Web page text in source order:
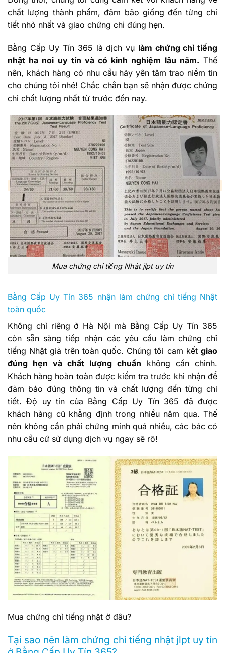
chất lượng thành phẩm, đảm bảo giống đến từng chi
tiết nhỏ nhất và giao chứng chỉ đúng hẹn.
Bằng Cấp Uy Tín 365 là dịch vụ làm chứng chỉ tiếng
nhật ha noi uy tín và có kinh nghiệm lâu năm. Thế
nên, khách hàng có nhu cầu hãy yên tâm trao niềm tin
cho chúng tôi nhé! Chắc chắn bạn sẽ nhận được chứng
chỉ chất lượng nhất từ trước đến nay.
Mua chứng chỉ tiếng Nhật jlpt uy tín
Bằng Cấp Uy Tín 365 nhận làm chứng chỉ tiếng Nhật
toàn quốc
Không chỉ riêng ở Hà Nội mà Bằng Cấp Uy Tín 365
còn sẵn sàng tiếp nhận các yêu cầu làm chứng chỉ
tiếng Nhật giả trên toàn quốc. Chúng tôi cam kết giao
đúng hẹn và chất lượng chuẩn không cần chỉnh.
Khách hàng hoàn toàn được kiểm tra trước khi nhận để
đảm bảo đúng thông tin và chất lượng đến từng chi
tiết. Độ uy tín của Bằng Cấp Uy Tín 365 đã được
khách hàng cũ khẳng định trong nhiều năm qua. Thế
nên không cần phải chứng minh quá nhiều, các bác có
nhu cầu cứ sử dụng dịch vụ ngay sẽ rõ!
Mua chứng chỉ tiếng nhật ở đâu?
Tại sao nên làm chứng chỉ tiếng nhật jlpt uy tín